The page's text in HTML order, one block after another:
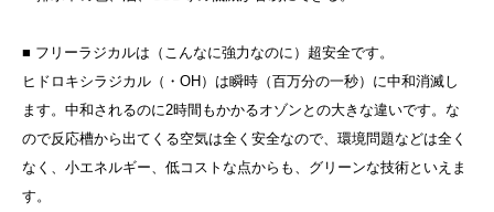
■ フリーラジカルは（こんなに強力なのに）超安全です。
ヒドロキシラジカル（・OH）は瞬時（百万分の一秒）に中和消滅し
ます。中和されるのに2時間もかかるオゾンとの大きな違いです。な
ので反応槽から出てくる空気は全く安全なので、環境問題などは全く
なく、小エネルギー、低コストな点からも、グリーンな技術といえま
す。